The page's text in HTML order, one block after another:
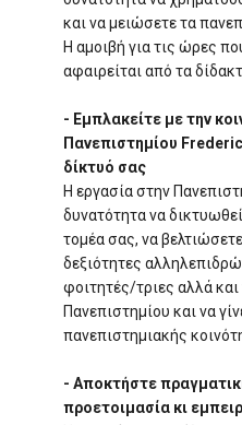
και να μειώσετε τα
Η αμοιβή για τις ώρες
αφαιρείται από τα
- Εμπλακείτε με την
Πανεπιστημίου
δίκτυό σας
Η εργασία στην
δυνατότητα να
τομέα σας, να
δεξιότητες
φοιτητές/τριες αλλά
Πανεπιστημίου και να
πανεπιστημιακής
- Αποκτήστε
προετοιμασία κι